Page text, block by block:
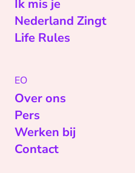
Ik mis je
Nederland Zingt
Life Rules
EO
Over ons
Pers
Werken bij
Contact